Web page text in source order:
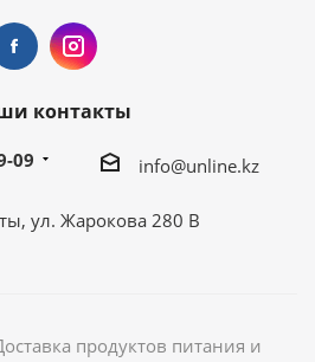
контакты
09 info@unline.kz
ул. Жарокова 280 В
продуктов питания и